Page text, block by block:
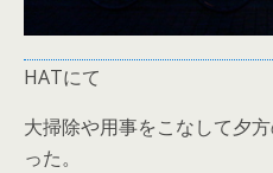
HATにて
大掃除や用事をこなして夕
った。